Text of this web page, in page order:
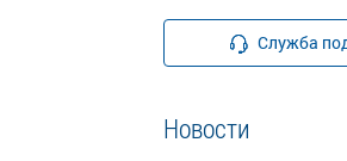
Служба
Новости